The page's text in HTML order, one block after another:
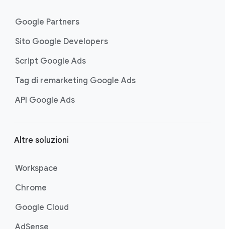
Google Partners
Sito Google Developers
Script Google Ads
Tag di remarketing Google Ads
API Google Ads
Altre soluzioni
Workspace
Chrome
Google Cloud
AdSense